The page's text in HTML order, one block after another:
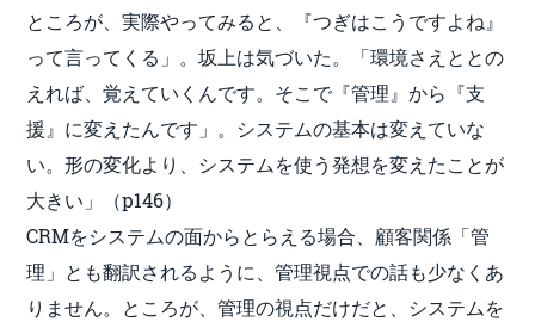
ところが、実際やってみると、『つぎはこうですよね』
って言ってくる」。坂上は気づいた。「環境さえととの
えれば、覚えていくんです。そこで『管理』から『支
援』に変えたんです」。システムの基本は変えていな
い。形の変化より、システムを使う発想を変えたことが
大きい」（p146）
CRMをシステムの面からとらえる場合、顧客関係「管
理」とも翻訳されるように、管理視点での話も少なくあ
りません。ところが、管理の視点だけだと、システムを